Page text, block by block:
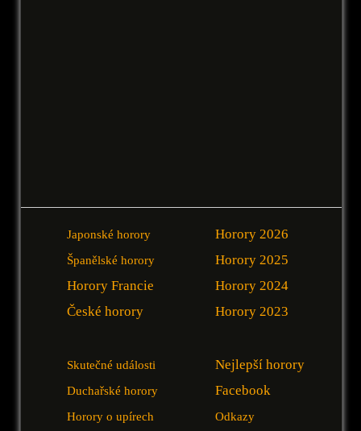
Japonské horory
Španělské horory
Horory Francie
České horory
Horory 2026
Horory 2025
Horory 2024
Horory 2023
Skutečné události
Duchařské horory
Horory o upírech
Nejlepší horory
Facebook
Odkazy